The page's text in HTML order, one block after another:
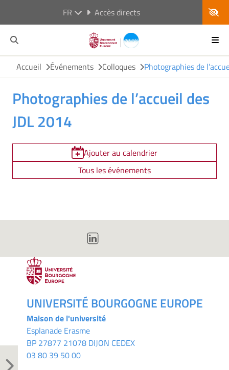
FR Accès directs
Accueil Événements Colloques Photographies de
Photographies de l’accueil des
JDL 2014
Ajouter au calendrier
Tous les événements
UNIVERSITÉ BOURGOGNE EUROPE
Maison de l'université
Esplanade Erasme
BP 27877 21078 DIJON CEDEX
03 80 39 50 00